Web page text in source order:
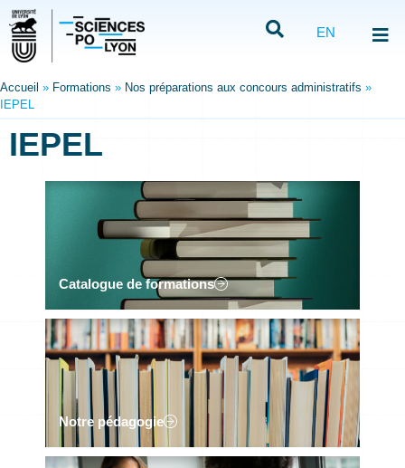
EN
Accueil » Formations » Nos préparations aux concours administratifs »
IEPEL
IEPEL
Catalogue de formations
Notre pédagogie